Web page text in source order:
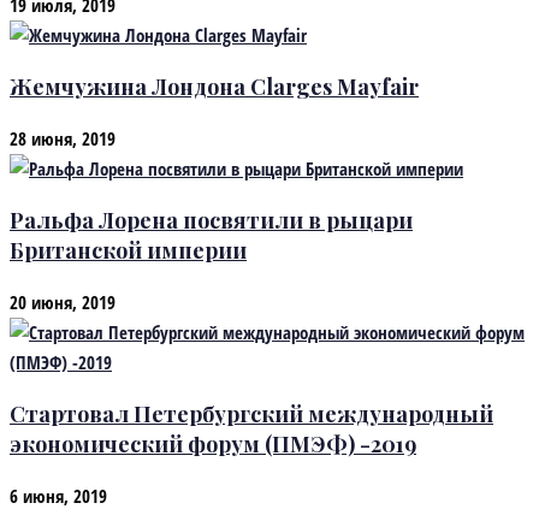
Жемчужина Лондона Clarges Mayfair
28 июня, 2019
Ральфа Лорена посвятили в рыцари
Британской империи
20 июня, 2019
Стартовал Петербургский международный
экономический форум (ПМЭФ) -2019
6 июня, 2019